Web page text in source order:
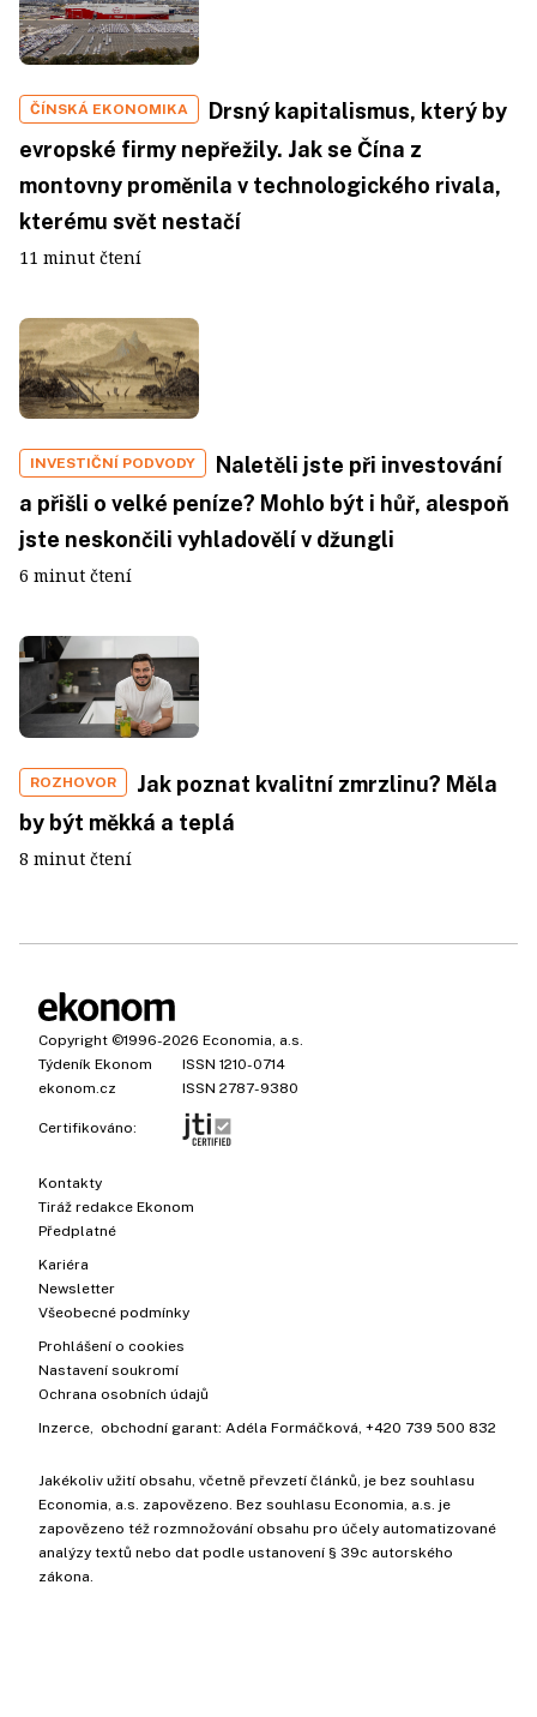
ČÍNSKÁ EKONOMIKA
Drsný kapitalismus, který by
evropské firmy nepřežily. Jak se Čína z
montovny proměnila v technologického rivala,
kterému svět nestačí
11 minut čtení
INVESTIČNÍ PODVODY
Naletěli jste při investování
a přišli o velké peníze? Mohlo být i hůř, alespoň
jste neskončili vyhladovělí v džungli
6 minut čtení
ROZHOVOR
Jak poznat kvalitní zmrzlinu? Měla
by být měkká a teplá
8 minut čtení
Copyright ©1996-2026 Economia, a.s.
Týdeník Ekonom
ISSN 1210-0714
ekonom.cz
ISSN 2787-9380
Certifikováno:
Kontakty
Tiráž redakce Ekonom
Předplatné
Kariéra
Newsletter
Všeobecné podmínky
Prohlášení o cookies
Nastavení soukromí
Ochrana osobních údajů
Inzerce , obchodní garant: Adéla Formáčková +420 739 500 832
Jakékoliv užití obsahu, včetně převzetí článků, je bez souhlasu
Economia, a.s. zapovězeno. Bez souhlasu Economia, a.s. je
zapovězeno též rozmnožování obsahu pro účely automatizované
analýzy textů nebo dat podle ustanovení § 39c autorského
zákona.